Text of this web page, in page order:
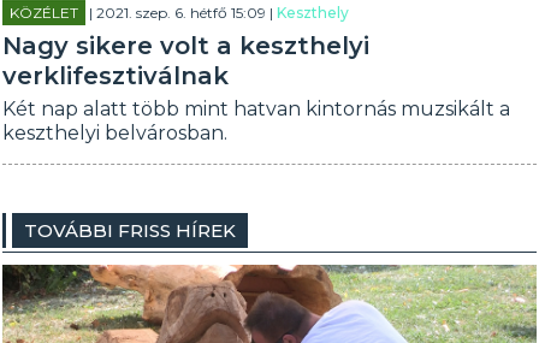
KÖZÉLET | 2021. szep. 6. hétfő 15:09 |Keszthely
Nagy sikere volt a keszthelyi
verklifesztiválnak
Két nap alatt több mint hatvan kintornás muzsikált a
keszthelyi belvárosban.
TOVÁBBI FRISS HÍREK